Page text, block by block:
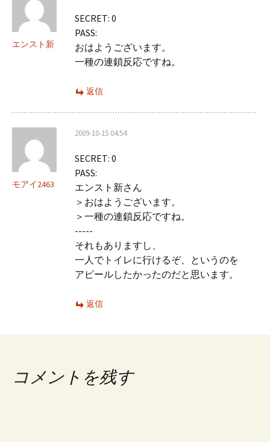
エンスト新
SECRET: 0
PASS:
おはようございます。
一種の連鎖反応ですね。
返信
モアイ2463
2009-10-15 04:54
SECRET: 0
PASS:
エンスト新さん
＞おはようございます。
＞一種の連鎖反応ですね。
-----
それもありますし、
一人でトイレに行けるぞ、というのを
アピールしたかったのだと思います。
返信
コメントを残す